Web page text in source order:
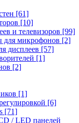
[61]
[10]
и телевизоров [99]
для микрофонов [2]
дисплеев [57]
[1]
[2]
[1]
[6]
[71]
/ LED панелей